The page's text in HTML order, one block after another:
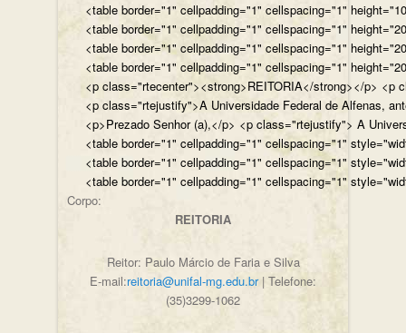
<table border="1" cellpadding="1" cellspacing="1"
<table border="1" cellpadding="1" cellspacing="1"
<table border="1" cellpadding="1" cellspacing="1"
<table border="1" cellpadding="1" cellspacing="1"
<p class="rtecenter"><strong>REITORIA</strong></p> <p
<p class="rtejustify">A Universidade Federal de Alfenas,
<p>Prezado Senhor (a),</p> <p class="rtejustify"> A
<table border="1" cellpadding="1" cellspacing="1"
<table border="1" cellpadding="1" cellspacing="1"
<table border="1" cellpadding="1" cellspacing="1"
Corpo:
REITORIA
Reitor: Paulo Márcio de Faria e Silva
E-mail:reitoria@unifal-mg.edu.br| Telefone:
(35)3299-1062